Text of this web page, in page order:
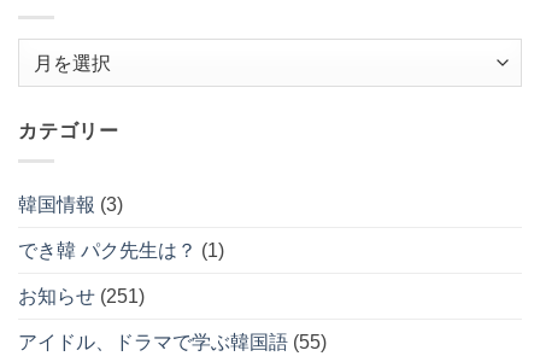
イ
ブ
カテゴリー
韓国情報 (3)
でき韓 パク先生は？ (1)
お知らせ (251)
アイドル、ドラマで学ぶ韓国語 (55)